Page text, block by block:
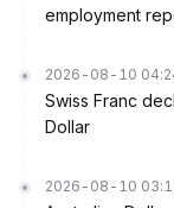
employment
2026-08-10
Swiss Franc
Dollar
2026-08-10